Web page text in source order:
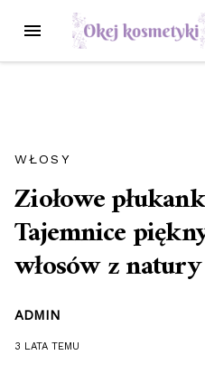
treści
MENU
WŁOSY
Ziołowe
Tajemnice
włosów z natury
ADMIN
3 LATA TEMU